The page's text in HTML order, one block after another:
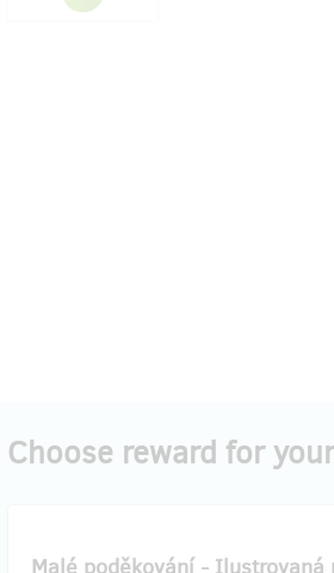
Choose reward for
Malé poděkování - Ilustrovaná